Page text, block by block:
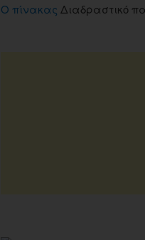
Ο πίνακας Διαδραστικό